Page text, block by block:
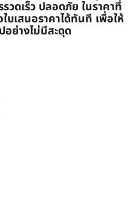
รวดเร็ว ปลอดภัย ในราคาที่
เสนอราคาได้ทันที เพื่อให้
ย่างไม่มีสะดุด